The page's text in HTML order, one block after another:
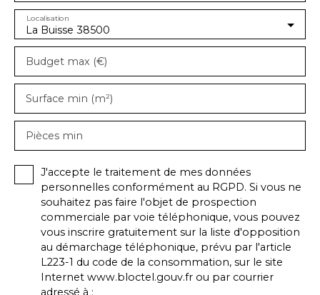
La Buisse 38500
Localisation
Budget max (€)
Surface min (m²)
Pièces min
J'accepte le traitement de mes données
personnelles conformément au RGPD. Si vous ne
souhaitez pas faire l'objet de prospection
commerciale par voie téléphonique, vous pouvez
vous inscrire gratuitement sur la liste d'opposition
au démarchage téléphonique, prévu par l'article
L223-1 du code de la consommation, sur le site
Internet www.bloctel.gouv.fr ou par courrier
adressé à :